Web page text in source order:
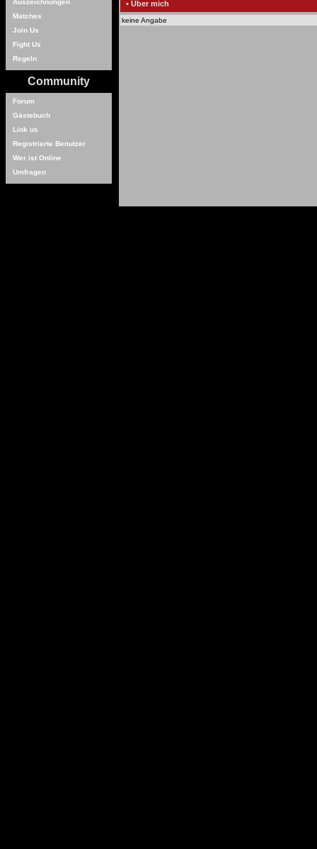
Auszeichnungen
Matches
Join Us
Fight Us
Regeln
Community
Forum
Gästebuch
Link us
Registrierte Benutzer
Wer ist Online
Umfragen
• Über mich
keine Angabe